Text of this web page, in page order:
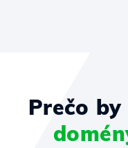
Prečo by